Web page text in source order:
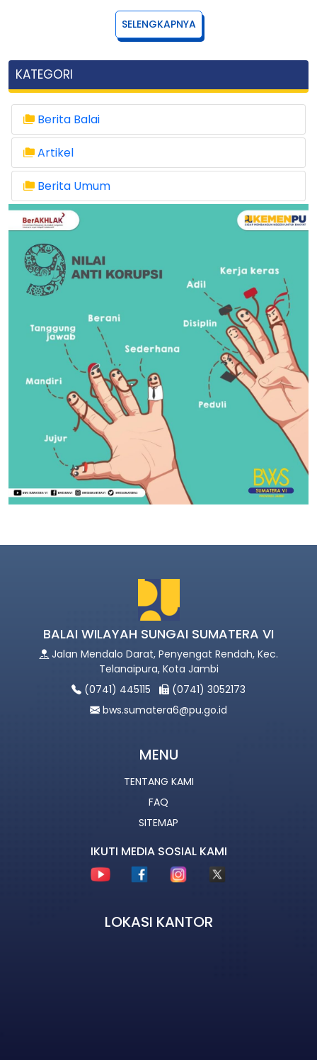
SELENGKAPNYA
KATEGORI
Berita Balai
Artikel
Berita Umum
BALAI WILAYAH SUNGAI SUMATERA VI
Jalan Mendalo Darat, Penyengat Rendah, Kec.
Telanaipura, Kota Jambi
(0741) 445115
(0741) 3052173
bws.sumatera6@pu.go.id
MENU
TENTANG KAMI
FAQ
SITEMAP
IKUTI MEDIA SOSIAL KAMI
LOKASI KANTOR